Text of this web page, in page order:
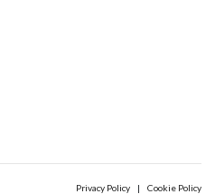
Privacy Policy | Cookie Policy